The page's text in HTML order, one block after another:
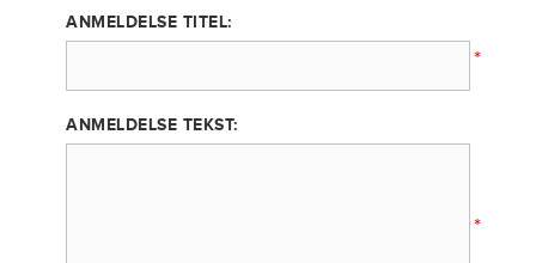
ANMELDELSE TITEL:
*
ANMELDELSE TEKST:
*